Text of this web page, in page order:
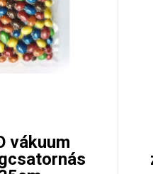
vákuum